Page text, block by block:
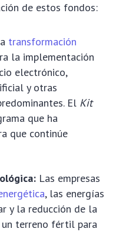
de estos fondos:
transformación
la implementación
electrónico,
y otras
El Kit
que ha
que continúe
Las empresas
, las energías
y la reducción de la
terreno fértil para